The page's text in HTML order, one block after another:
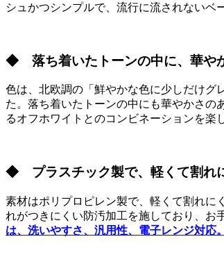
シュかつシンプルで、流行に流されないベ
◆ 落ち着いたトーンの中に、華や
色は、北欧調の「鮮やかな色に少しだけグ
た。落ち着いたトーンの中にも華やかさの
るオフホワイトとのコンビネーションを楽
◆ プラスチック製で、軽くて割れ
素材はポリプロピレン製で、軽くて割れに
れがつきにくい防汚加工を施しており、
は、洗いやすさ、汎用性、電子レンジ対応。